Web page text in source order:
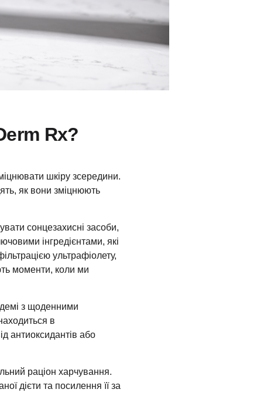
Rx?
шкіру зсередини.
як вони зміцнюють
сонцезахисні засоби,
інгредієнтами, які
ультрафіолету,
моменти, коли ми
з щоденними
в
антиоксидантів або
раціон харчування.
дієти та посилення її за